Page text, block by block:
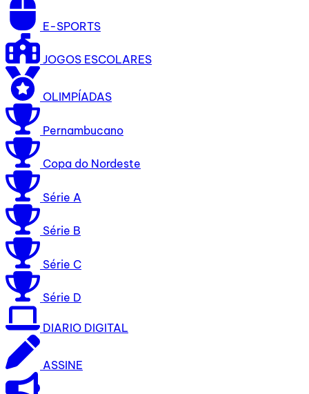
E-SPORTS
JOGOS ESCOLARES
OLIMPÍADAS
Pernambucano
Copa do Nordeste
Série A
Série B
Série C
Série D
DIARIO DIGITAL
ASSINE